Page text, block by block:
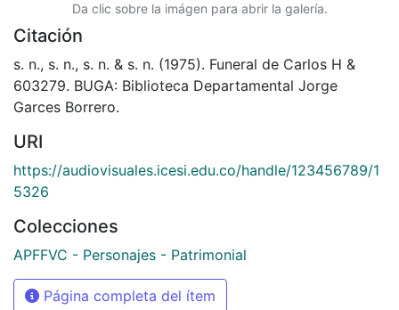
Da clic sobre la imágen para abrir la galería.
Citación
s. n., s. n., s. n. & s. n. (1975). Funeral de Carlos H &
603279. BUGA: Biblioteca Departamental Jorge
Garces Borrero.
URI
https://audiovisuales.icesi.edu.co/handle/123456789/1
5326
Colecciones
APFFVC - Personajes - Patrimonial
Página completa del ítem